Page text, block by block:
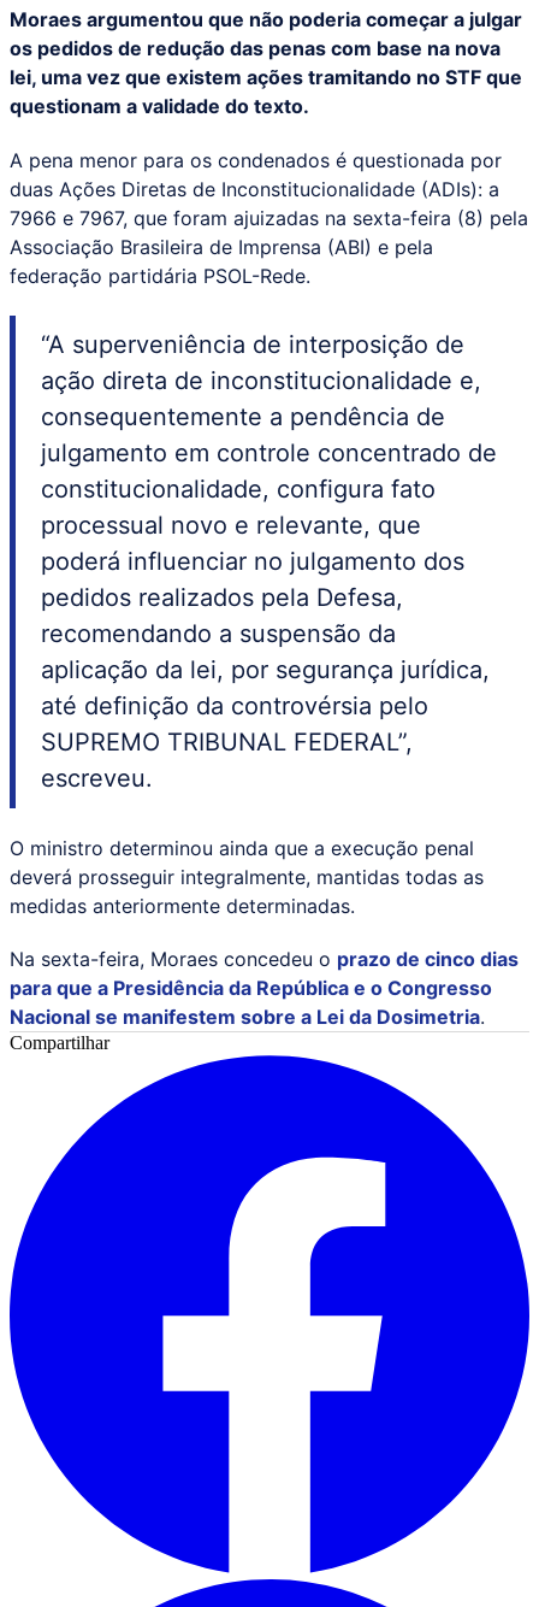
Moraes argumentou que não poderia começar a julgar
os pedidos de redução das penas com base na nova
lei, uma vez que existem ações tramitando no STF que
questionam a validade do texto.
A pena menor para os condenados é questionada por
duas Ações Diretas de Inconstitucionalidade (ADIs): a
7966 e 7967, que foram ajuizadas na sexta-feira (8) pela
Associação Brasileira de Imprensa (ABI) e pela
federação partidária PSOL-Rede.
“A superveniência de interposição de
ação direta de inconstitucionalidade e,
consequentemente a pendência de
julgamento em controle concentrado de
constitucionalidade, configura fato
processual novo e relevante, que
poderá influenciar no julgamento dos
pedidos realizados pela Defesa,
recomendando a suspensão da
aplicação da lei, por segurança jurídica,
até definição da controvérsia pelo
SUPREMO TRIBUNAL FEDERAL”,
escreveu.
O ministro determinou ainda que a execução penal
deverá prosseguir integralmente, mantidas todas as
medidas anteriormente determinadas.
Na sexta-feira, Moraes concedeu o prazo de cinco dias
para que a Presidência da República e o Congresso
Nacional se manifestem sobre a Lei da Dosimetria.
Compartilhar